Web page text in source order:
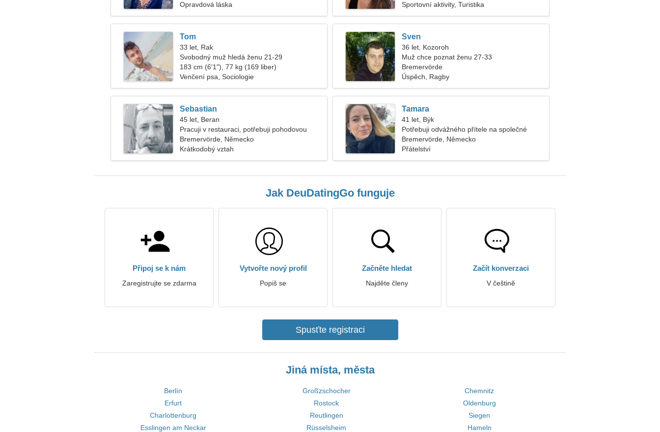
Opravdová láska
Sportovní aktivity, Turistika
Tom
33 let, Rak
Svobodný muž hledá ženu 21-29
183 cm (6'1"), 77 kg (169 liber)
Venčení psa, Sociologie
Sven
36 let, Kozoroh
Muž chce poznat ženu 27-33
Bremervörde
Úspěch, Ragby
Sebastian
45 let, Beran
Pracuji v restauraci, potřebuji pohodovou
ženu
Bremervörde, Německo
Krátkodobý vztah
Tamara
41 let, Býk
Potřebuji odvážného přítele na společné
lyžování
Bremervörde, Německo
Přátelství
Jak DeuDatingGo funguje
Připoj se k nám
Zaregistrujte se zdarma
Vytvořte nový profil
Popiš se
Začněte hledat
Najděte členy
Začít konverzaci
V češtině
Spusťte registraci
Jiná místa, města
Berlín Großzschocher
Chemnitz
Erfurt
Rostock
Oldenburg
Charlottenburg
Reutlingen
Siegen
Esslingen am Neckar
Rüsselsheim Hameln